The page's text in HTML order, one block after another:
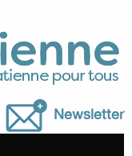
Newsletter